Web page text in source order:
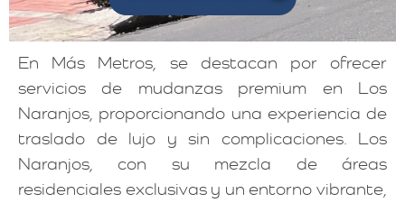
En Más Metros, se destacan por ofrecer
servicios de mudanzas premium en Los
Naranjos, proporcionando una experiencia de
traslado de lujo y sin complicaciones. Los
Naranjos, con su mezcla de áreas
residenciales exclusivas y un entorno vibrante,